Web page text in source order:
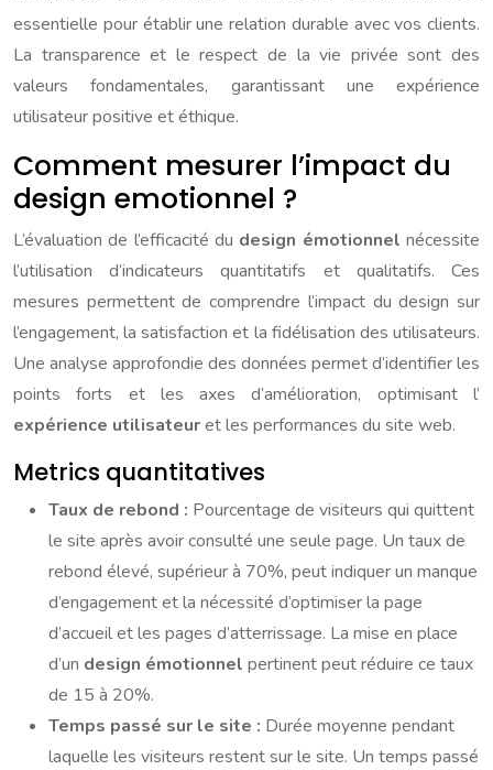
essentielle pour établir une relation durable avec vos clients.
La transparence et le respect de la vie privée sont des
valeurs fondamentales, garantissant une expérience
utilisateur positive et éthique.
Comment mesurer l’impact du
design emotionnel ?
L’évaluation de l’efficacité du design émotionnelnécessite
l’utilisation d’indicateurs quantitatifs et qualitatifs. Ces
mesures permettent de comprendre l’impact du design sur
l’engagement, la satisfaction et la fidélisation des utilisateurs.
Une analyse approfondie des données permet d’identifier les
points forts et les axes d’amélioration, optimisant l’
expérience utilisateuret les performances du site web.
Metrics quantitatives
Taux de rebond : Pourcentage de visiteurs qui quittent
le site après avoir consulté une seule page. Un taux de
rebond élevé, supérieur à 70%, peut indiquer un manque
d’engagement et la nécessité d’optimiser la page
d’accueil et les pages d’atterrissage. La mise en place
d’un design émotionnel pertinent peut réduire ce taux
de 15 à 20%.
Temps passé sur le site : Durée moyenne pendant
laquelle les visiteurs restent sur le site. Un temps passé